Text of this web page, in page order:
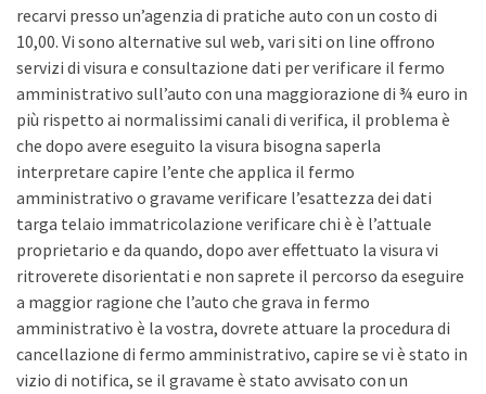
recarvi presso un’agenzia di pratiche auto con un costo di
10,00. Vi sono alternative sul web, vari siti on line offrono
servizi di visura e consultazione dati per verificare il fermo
amministrativo sull’auto con una maggiorazione di ¾ euro in
più rispetto ai normalissimi canali di verifica, il problema è
che dopo avere eseguito la visura bisogna saperla
interpretare capire l’ente che applica il fermo
amministrativo o gravame verificare l’esattezza dei dati
targa telaio immatricolazione verificare chi è è l’attuale
proprietario e da quando, dopo aver effettuato la visura vi
ritroverete disorientati e non saprete il percorso da eseguire
a maggior ragione che l’auto che grava in fermo
amministrativo è la vostra, dovrete attuare la procedura di
cancellazione di fermo amministrativo, capire se vi è stato in
vizio di notifica, se il gravame è stato avvisato con un